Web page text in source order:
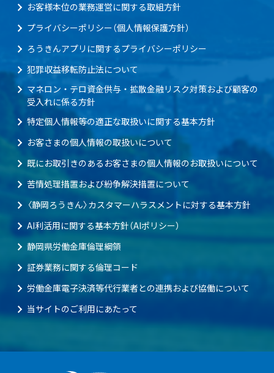
お客様本位の業務運営に関する取組方針
プライバシーポリシー（個人情報保護方針）
ろうきんアプリに関するプライバシーポリシー
犯罪収益移転防止法について
マネロン・テロ資金供与・拡散金融リスク対策および顧客の
受入れに係る方針
特定個人情報等の適正な取扱いに関する基本方針
お客さまの個人情報の取扱いについて
既にお取引きのあるお客さまの個人情報のお取扱いについて
苦情処理措置および紛争解決措置について
〈静岡ろうきん〉カスタマーハラスメントに対する基本方針
AI利活用に関する基本方針（AIポリシー）
静岡県労働金庫倫理綱領
証券業務に関する倫理コード
労働金庫電子決済等代行業者との連携および協働について
当サイトのご利用にあたって